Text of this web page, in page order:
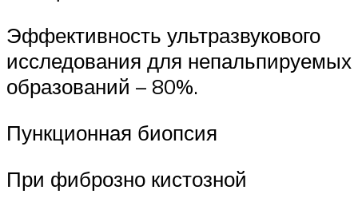
Эффективность ультразвукового
исследования для непальпируемых
образований – 80%.
Пункционная биопсия
При фиброзно кистозной